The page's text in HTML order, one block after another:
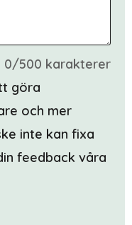
0/500 karakterer
göra
och mer
inte kan fixa
feedback våra